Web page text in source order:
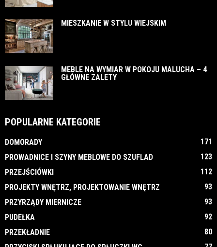
MIESZKANIE W STYLU WIEJSKIM
MEBLE NA WYMIAR W POKOJU MALUCHA – 4
GŁÓWNE ZALETY
POPULARNE KATEGORIE
DOMORADY
171
PROWADNICE I SZYNY MEBLOWE DO SZUFLAD
123
PRZEJŚCIÓWKI
112
PROJEKTY WNĘTRZ, PROJEKTOWANIE WNĘTRZ
93
PRZYRZĄDY MIERNICZE
93
PUDEŁKA
92
PRZEKŁADNIE
80